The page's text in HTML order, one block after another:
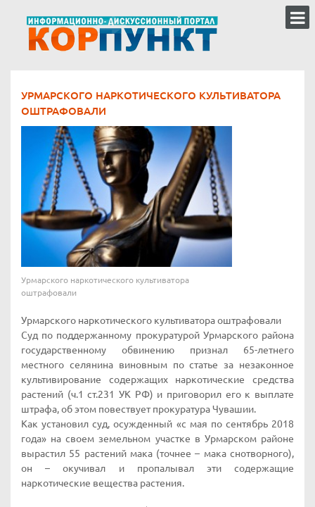
УРМАРСКОГО НАРКОТИЧЕСКОГО КУЛЬТИВАТОРА
ОШТРАФОВАЛИ
Урмарского наркотического культиватора
оштрафовали
Урмарского наркотического культиватора оштрафовали
Суд по поддержанному прокуратурой Урмарского района
государственному обвинению признал 65-летнего
местного селянина виновным по статье за незаконное
культивирование содержащих наркотические средства
растений (ч.1 ст.231 УК РФ) и приговорил его к выплате
штрафа, об этом повествует прокуратура Чувашии.
Как установил суд, осужденный «с мая по сентябрь 2018
года» на своем земельном участке в Урмарском районе
вырастил 55 растений мака (точнее – мака снотворного),
он – окучивал и пропалывал эти содержащие
наркотические вещества растения.